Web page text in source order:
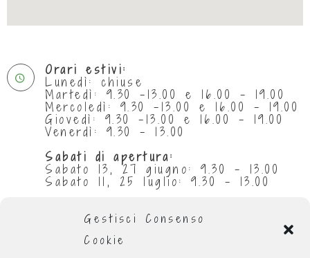
Gestisci Consenso
Cookie
Orari estivi:
Lunedì: chiuse
Martedì: 9.30 -13.00 e 16.00 - 19.00
Mercoledì: 9.30 -13.00 e 16.00 - 19.00
Giovedì: 9.30 -13.00 e 16.00 - 19.00
Venerdì: 9.30 - 13.00
Sabati di apertura:
Sabato 13, 27 giugno: 9.30 - 13.00
Sabato 11, 25 luglio: 9.30 - 13.00
da 29 giugno al 5 luglio compresi